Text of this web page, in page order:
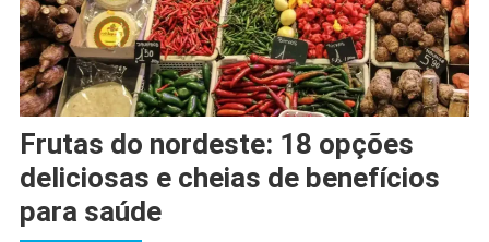
Frutas do nordeste: 18 opções
deliciosas e cheias de benefícios
para saúde